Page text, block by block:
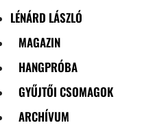
LÉNÁRD LÁSZLÓ
MAGAZIN
HANGPRÓBA
GYŰJTŐI CSOMAGOK
ARCHÍVUM